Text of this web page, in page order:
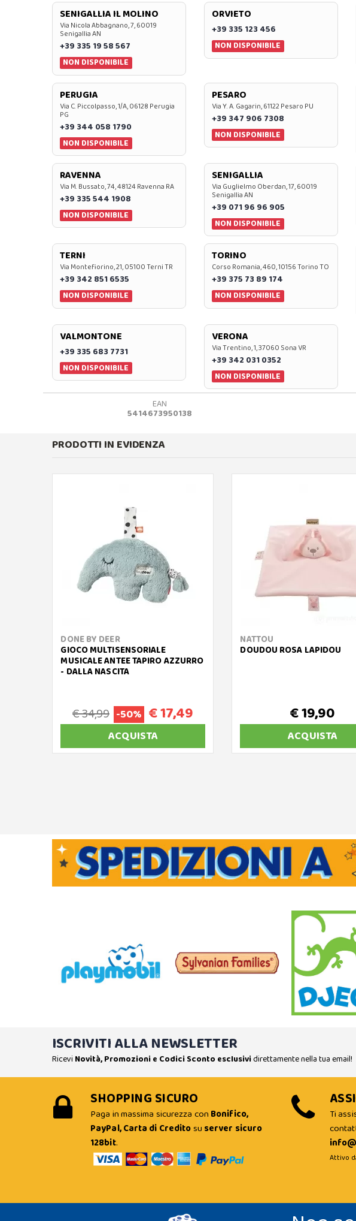
SENIGALLIA IL MOLINO
Via Nicola Abbagnano, 7, 60019
Senigallia AN
+39 335 19 58 567
NON DISPONIBILE
ORVIETO
+39 335 123 456
NON DISPONIBILE
PERUGIA
Via C. Piccolpasso, 1/A, 06128 Perugia
PG
+39 344 058 1790
NON DISPONIBILE
PESARO
Via Y. A. Gagarin, 61122 Pesaro PU
+39 347 906 7308
NON DISPONIBILE
RAVENNA
Via M. Bussato, 74, 48124 Ravenna RA
+39 335 544 1908
NON DISPONIBILE
SENIGALLIA
Via Guglielmo Oberdan, 17, 60019
Senigallia AN
+39 071 96 96 905
NON DISPONIBILE
TERNI
Via Montefiorino, 21, 05100 Terni TR
+39 342 851 6535
NON DISPONIBILE
TORINO
Corso Romania, 460, 10156 Torino TO
+39 375 73 89 174
NON DISPONIBILE
VALMONTONE
+39 335 683 7731
NON DISPONIBILE
VERONA
Via Trentino, 1, 37060 Sona VR
+39 342 031 0352
NON DISPONIBILE
EAN
5414673950138
PRODOTTI IN EVIDENZA
DONE BY DEER
GIOCO MULTISENSORIALE
MUSICALE ANTEE TAPIRO AZZURRO
- DALLA NASCITA
€ 34,99 -50% € 17,49
ACQUISTA
NATTOU
DOUDOU ROSA LAPIDOU
€ 19,90
ACQUISTA
ISCRIVITI ALLA NEWSLETTER
Ricevi Novità, Promozioni e Codici Sconto esclusividirettamente nella tua email!
SHOPPING SICURO
Paga in massima sicurezza con Bonifico,
PayPal, Carta di Creditosu server sicuro
128bit.
Ti
Attivo